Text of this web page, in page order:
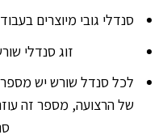
סנדלי גובי מיוצרים
זוג סנדלי שורש כולל
לכל סנדל שורש יש מספר
של הרצועה, מספר זה